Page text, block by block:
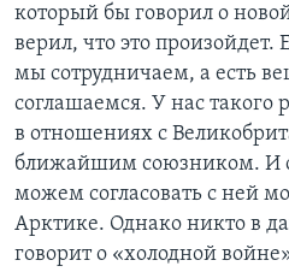
который бы говорил о
верил, что это
мы сотрудничаем, а есть
соглашаемся. У нас такого
в отношениях с
ближайшим союзником. И
можем согласовать с ней
Арктике. Однако никто в
говорит о «холодной